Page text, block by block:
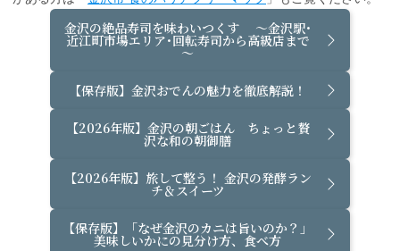
金沢の絶品寿司を味わいつくす ～金沢駅･
近江町市場エリア･回転寿司から高級店まで
～
【保存版】金沢おでんの魅力を徹底解説！
【2026年版】金沢の朝ごはん ちょっと贅
沢な和の朝御膳
【2026年版】旅して整う！ 金沢の発酵ラン
チ＆スイーツ
【保存版】「なぜ金沢のカニは旨いのか？」
美味しいかにの見分け方、食べ方